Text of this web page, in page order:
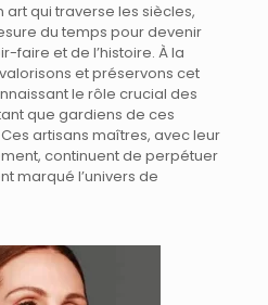
art qui traverse les siècles,
du temps pour devenir
faire et de l’histoire. À la
et préservons cet
le rôle crucial des
que gardiens de ces
artisans maîtres, avec leur
continuent de perpétuer
marqué l’univers de